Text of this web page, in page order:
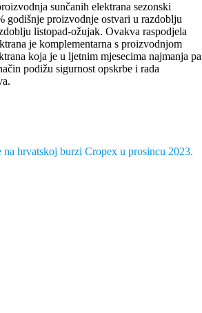
sunčanih elektrana sezonski
godišnje proizvodnje ostvari u razdoblju
listopad-ožujak. Ovakva raspodjela
je komplementarna s proizvodnjom
koja je u ljetnim mjesecima najmanja pa
podižu sigurnost opskrbe i rada
na hrvatskoj burzi Cropex u prosincu 2023.